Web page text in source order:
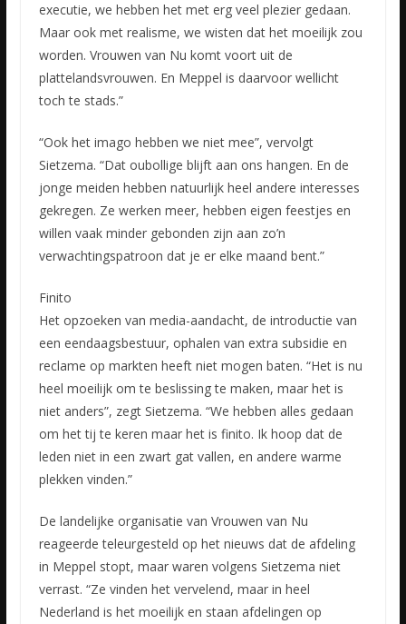
executie, we hebben het met erg veel plezier gedaan.
Maar ook met realisme, we wisten dat het moeilijk zou
worden. Vrouwen van Nu komt voort uit de
plattelandsvrouwen. En Meppel is daarvoor wellicht
toch te stads.”
“Ook het imago hebben we niet mee”, vervolgt
Sietzema. “Dat oubollige blijft aan ons hangen. En de
jonge meiden hebben natuurlijk heel andere interesses
gekregen. Ze werken meer, hebben eigen feestjes en
willen vaak minder gebonden zijn aan zo’n
verwachtingspatroon dat je er elke maand bent.”
Finito
Het opzoeken van media-aandacht, de introductie van
een eendaagsbestuur, ophalen van extra subsidie en
reclame op markten heeft niet mogen baten. “Het is nu
heel moeilijk om te beslissing te maken, maar het is
niet anders”, zegt Sietzema. “We hebben alles gedaan
om het tij te keren maar het is finito. Ik hoop dat de
leden niet in een zwart gat vallen, en andere warme
plekken vinden.”
De landelijke organisatie van Vrouwen van Nu
reageerde teleurgesteld op het nieuws dat de afdeling
in Meppel stopt, maar waren volgens Sietzema niet
verrast. “Ze vinden het vervelend, maar in heel
Nederland is het moeilijk en staan afdelingen op